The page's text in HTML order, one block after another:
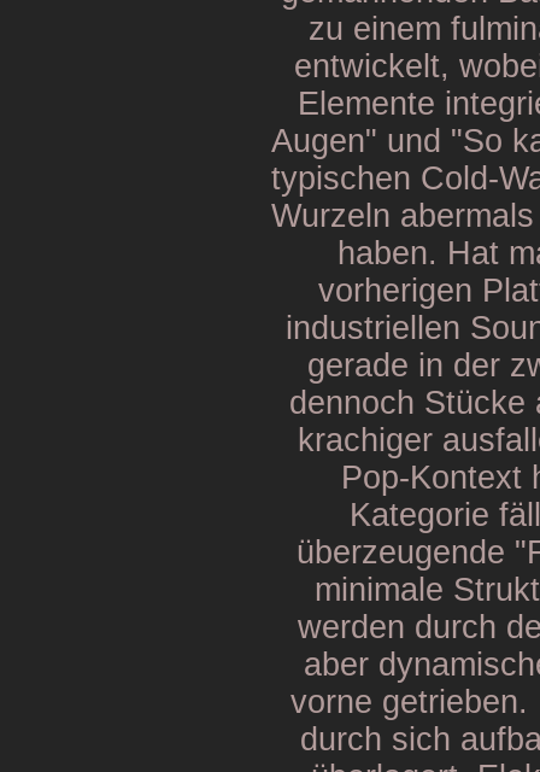
zu einem
entwickelt,
Elemente
Augen" und "So
typischen Cold-
Wurzeln
haben. Hat
vorherigen
industriellen
gerade in der
dennoch Stücke
krachiger
Pop-Kontext
Kategorie
überzeugende
minimale
werden durch
aber
vorne
durch sich